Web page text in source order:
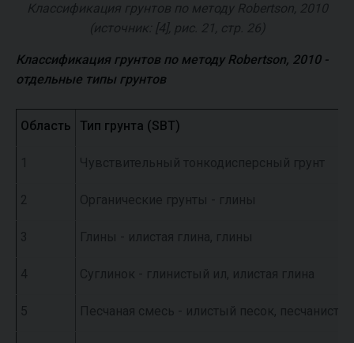
Классификация грунтов по методу Robertson, 2010
(источник: [4], рис. 21, стр. 26)
Классификация грунтов по методу Robertson, 2010 -
отдельные типы грунтов
Область Тип грунта (SBT)
1 Чувствительный тонкодисперсный грунт
2 Органические грунты - глины
3 Глины - илистая глина, глины
4 Суглинок - глинистый ил, илистая глина
5 Песчаная смесь - илистый песок,